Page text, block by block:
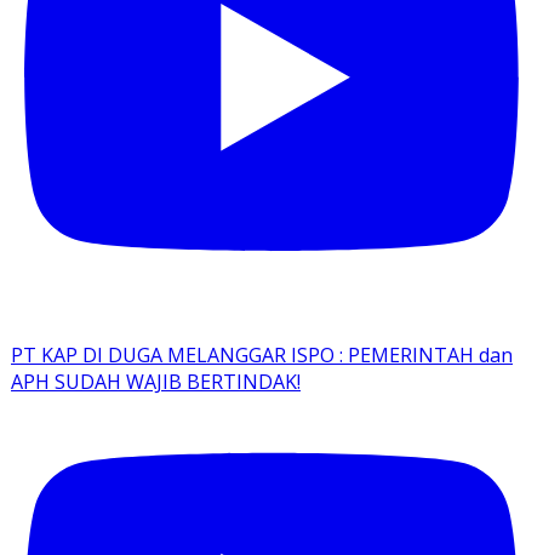
PT KAP DI DUGA MELANGGAR ISPO : PEMERINTAH dan
APH SUDAH WAJIB BERTINDAK!